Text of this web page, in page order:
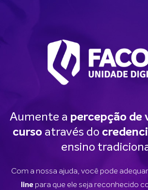
Aumente a percepção de
curso através do
ensino
Com a nossa ajuda, você pode
line para que ele seja reconhecido